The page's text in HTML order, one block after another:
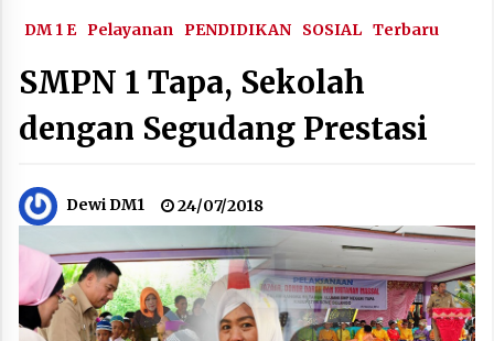
DM 1 E Pelayanan PENDIDIKAN SOSIAL Terbaru
SMPN 1 Tapa, Sekolah
dengan Segudang Prestasi
Dewi DM1 24/07/2018